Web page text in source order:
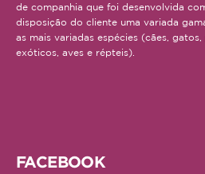
de companhia que foi desenvolvida
disposição do cliente uma variada
as mais variadas espécies (cães,
exóticos, aves e répteis).
FACEBOOK